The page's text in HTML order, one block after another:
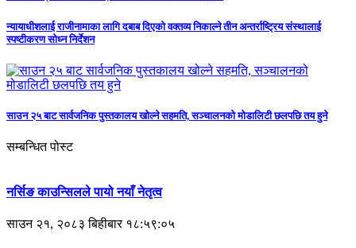
न्यायाधीशलाई राजीनामाका लागि दबाब दिएको वक्तव्य निकाल्ने तीन अन्तर्राष्ट्रिय संस्थालाई
स्पष्टीकरण सोध्न निर्देशन
साउन २५ बाट सार्वजनिक पुस्तकालय खोल्ने सहमति, सञ्चालनको मोडालिटी छलपछि तय हुने
सम्बन्धित पोस्ट
नर्सिङ काउन्सिलले पायो नयाँ नेतृत्व
साउन २१, २०८३ बिहीबार १८:५९:०५